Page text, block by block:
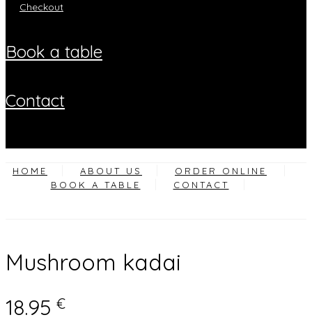
checkout
book a table
contact
HOME ABOUT US
ORDER ONLINE
BOOK A TABLE
CONTACT
Mushroom kadai
18.95 €